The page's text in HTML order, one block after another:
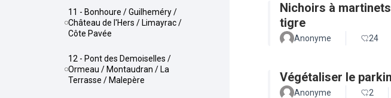
11 - Bonhoure / Guilheméry /
Château de l'Hers / Limayrac /
Côte Pavée
12 - Pont des Demoiselles /
Ormeau / Montaudran / La
Terrasse / Malepère
Nichoirs à
tigre
Anonyme 24
Végétaliser le
Anonyme 2